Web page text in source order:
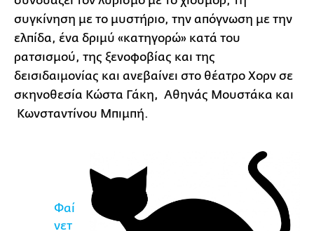
συγκίνηση με το μυστήριο, την απόγνωση με την
ελπίδα, ένα δριμύ «κατηγορώ» κατά του
ρατσισμού, της ξενοφοβίας και της
δεισιδαιμονίας και ανεβαίνει στο θέατρο Χορν σε
σκηνοθεσία Κώστα Γάκη, Αθηνάς Μουστάκα και
Κωνσταντίνου Μπιμπή.
Φαί
νετ